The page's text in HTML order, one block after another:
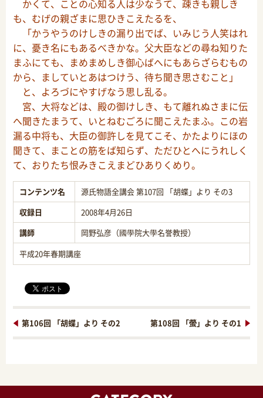
かくて、ことの心知る人は少なうて、疎きも親しき
も、むげの親ざまに思ひきこえたるを、
「かうやうのけしきの漏り出でば、いみじう人笑はれ
に、憂き名にもあるべきかな。父大臣などの尋ね知りた
まふにても、まめまめしき御心ばへにもあらざらむもの
から、ましていとあはつけう、待ち聞き思さむこと」
と、よろづにやすげなう思し乱る。
宮、大将などは、殿の御けしき、もて離れぬさまに伝
へ聞きたまうて、いとねむごろに聞こえたまふ。この岩
漏る中将も、大臣の御許しを見てこそ、かたよりにほの
聞きて、まことの筋をば知らず、ただひとへにうれしく
て、おりたち恨みきこえまどひありくめり。
コンテンツ名
源氏物語全講会 第107回 「胡蝶」より その3
収録日
2008年4月26日
講師
岡野弘彦（國學院大學名誉教授）
平成20年春期講座
第106回 「胡蝶」より その2 第108回 「螢」より その1